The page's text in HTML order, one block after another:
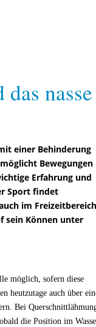
nasse
einer Behinderung
Bewegungen
Erfahrung und
Sport findet
im
sein Können unter
möglich, sofern diese
heutzutage auch über
Bei
die Position im